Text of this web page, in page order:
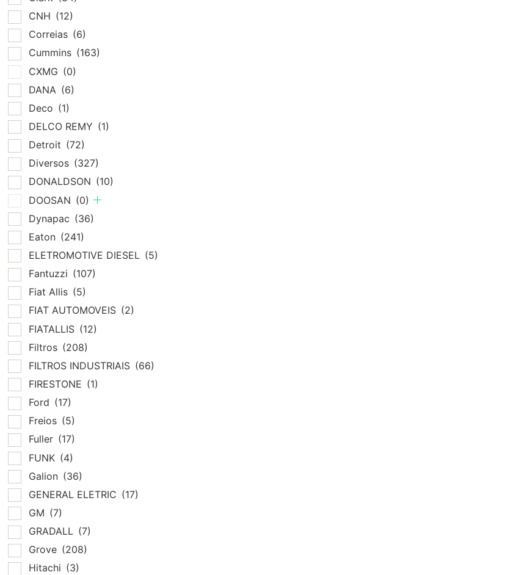
CNH (12)
Correias (6)
Cummins (163)
CXMG (0)
DANA (6)
Deco (1)
DELCO REMY (1)
Detroit (72)
Diversos (327)
DONALDSON (10)
DOOSAN (0)
Dynapac (36)
Eaton (241)
ELETROMOTIVE DIESEL (5)
Fantuzzi (107)
Fiat Allis (5)
FIAT AUTOMOVEIS (2)
FIATALLIS (12)
Filtros (208)
FILTROS INDUSTRIAIS (66)
FIRESTONE (1)
Ford (17)
Freios (5)
Fuller (17)
FUNK (4)
Galion (36)
GENERAL ELETRIC (17)
GM (7)
GRADALL (7)
Grove (208)
Hitachi (3)